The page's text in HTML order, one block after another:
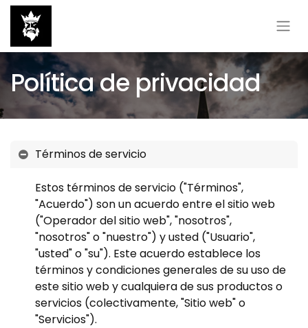
Política de privacidad
Términos de servicio
Estos términos de servicio ("Términos",
"Acuerdo") son un acuerdo entre el sitio web
("Operador del sitio web", "nosotros",
"nosotros" o "nuestro") y usted ("Usuario",
"usted" o "su"). Este acuerdo establece los
términos y condiciones generales de su uso de
este sitio web y cualquiera de sus productos o
servicios (colectivamente, "Sitio web" o
"Servicios").